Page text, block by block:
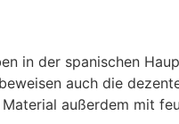
in der spanischen
auch die
außerdem mit